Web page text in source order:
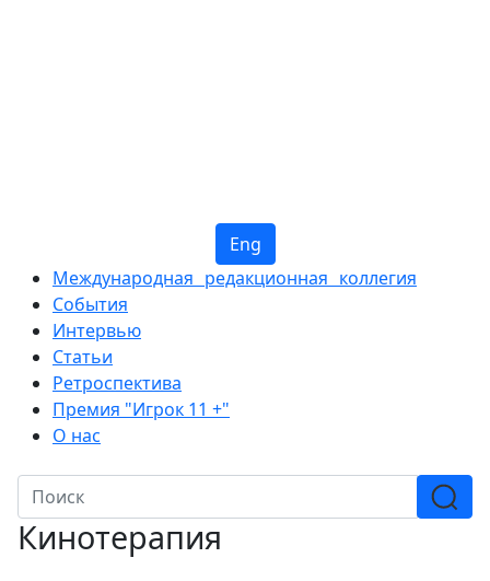
Eng
Международная редакционная коллегия
События
Интервью
Статьи
Ретроспектива
Премия "Игрок 11 +"
О нас
Кинотерапия